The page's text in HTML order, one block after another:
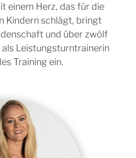
einem Herz, das für die
Kindern schlägt, bringt
und über zwölf
als Leistungsturntrainerin
Training ein.